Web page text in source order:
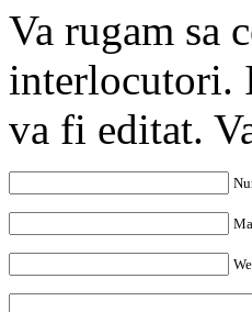
Va rugam sa
interlocutori.
va fi editat.